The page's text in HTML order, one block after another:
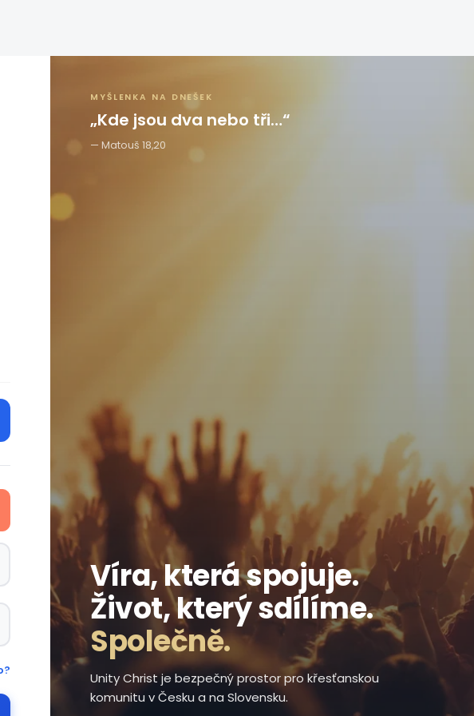
Víra, která spojuje.
Život, který sdílíme.
Společně.
Unity Christ je bezpečný prostor pro křesťanskou
komunitu v Česku a na Slovensku.
MYŠLENKA NA DNEŠEK
„Kde jsou dva nebo tři…“
Matouš 18,20